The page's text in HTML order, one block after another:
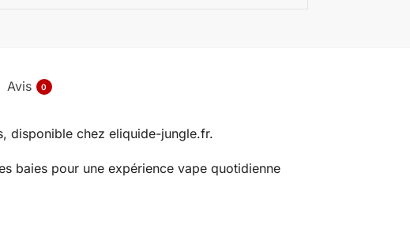
Avis 0
disponible chez eliquide-jungle.fr.
baies pour une expérience vape quotidienne